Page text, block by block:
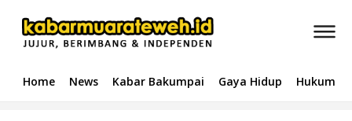
Home News Kabar Bakumpai Gaya Hidup Hukum &